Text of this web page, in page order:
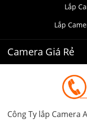
Lắp
Lắp
Camera Giá Rẻ
Công Ty lắp Camera